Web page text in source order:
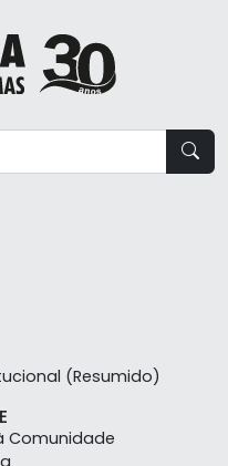
(Resumido)
Comunidade